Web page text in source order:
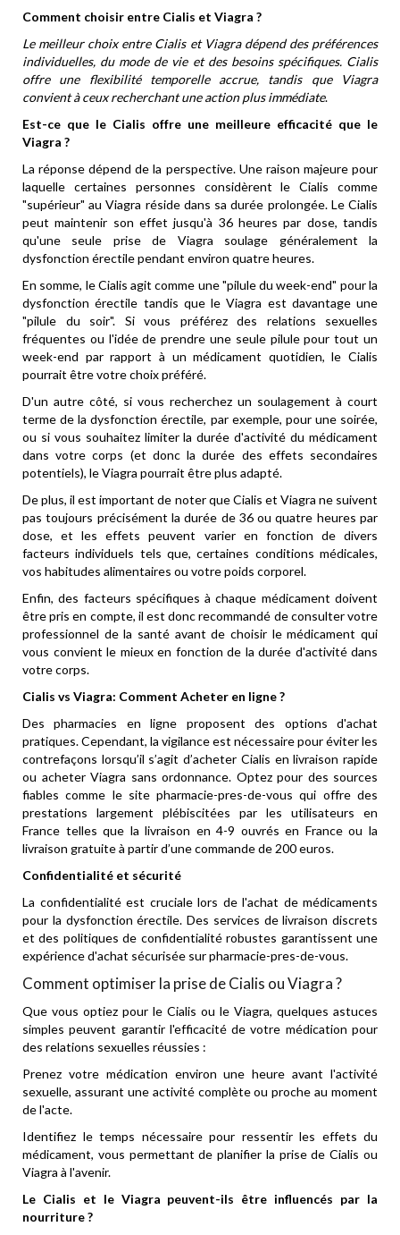
Comment choisir entre Cialis et Viagra ?
Le meilleur choix entre Cialis et Viagra dépend des préférences
individuelles, du mode de vie et des besoins spécifiques. Cialis
offre une flexibilité temporelle accrue, tandis que Viagra
convient à ceux recherchant une action plus immédiate.
Est-ce que le Cialis offre une meilleure efficacité que le
Viagra ?
La réponse dépend de la perspective. Une raison majeure pour
laquelle certaines personnes considèrent le Cialis comme
"supérieur" au Viagra réside dans sa durée prolongée. Le Cialis
peut maintenir son effet jusqu'à 36 heures par dose, tandis
qu'une seule prise de Viagra soulage généralement la
dysfonction érectile pendant environ quatre heures.
En somme, le Cialis agit comme une "pilule du week-end" pour la
dysfonction érectile tandis que le Viagra est davantage une
"pilule du soir". Si vous préférez des relations sexuelles
fréquentes ou l'idée de prendre une seule pilule pour tout un
week-end par rapport à un médicament quotidien, le Cialis
pourrait être votre choix préféré.
D'un autre côté, si vous recherchez un soulagement à court
terme de la dysfonction érectile, par exemple, pour une soirée,
ou si vous souhaitez limiter la durée d'activité du médicament
dans votre corps (et donc la durée des effets secondaires
potentiels), le Viagra pourrait être plus adapté.
De plus, il est important de noter que Cialis et Viagra ne suivent
pas toujours précisément la durée de 36 ou quatre heures par
dose, et les effets peuvent varier en fonction de divers
facteurs individuels tels que, certaines conditions médicales,
vos habitudes alimentaires ou votre poids corporel.
Enfin, des facteurs spécifiques à chaque médicament doivent
être pris en compte, il est donc recommandé de consulter votre
professionnel de la santé avant de choisir le médicament qui
vous convient le mieux en fonction de la durée d'activité dans
votre corps.
Cialis vs Viagra: Comment Acheter en ligne ?
Des pharmacies en ligne proposent des options d'achat
pratiques. Cependant, la vigilance est nécessaire pour éviter les
contrefaçons lorsqu’il s’agit d’acheter Cialis en livraison rapide
ou acheter Viagra sans ordonnance. Optez pour des sources
fiables comme le site pharmacie-pres-de-vous qui offre des
prestations largement plébiscitées par les utilisateurs en
France telles que la livraison en 4-9 ouvrés en France ou la
livraison gratuite à partir d’une commande de 200 euros.
Confidentialité et sécurité
La confidentialité est cruciale lors de l'achat de médicaments
pour la dysfonction érectile. Des services de livraison discrets
et des politiques de confidentialité robustes garantissent une
expérience d'achat sécurisée sur pharmacie-pres-de-vous.
Comment optimiser la prise de Cialis ou Viagra ?
Que vous optiez pour le Cialis ou le Viagra, quelques astuces
simples peuvent garantir l'efficacité de votre médication pour
des relations sexuelles réussies :
Prenez votre médication environ une heure avant l'activité
sexuelle, assurant une activité complète ou proche au moment
de l'acte.
Identifiez le temps nécessaire pour ressentir les effets du
médicament, vous permettant de planifier la prise de Cialis ou
Viagra à l'avenir.
Le Cialis et le Viagra peuvent-ils être influencés par la
nourriture ?